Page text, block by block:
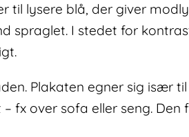
lysere blå, der giver
spraglet. I stedet for
Plakaten egner sig især
fx over sofa eller seng. Den